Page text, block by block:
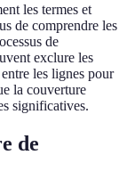
les termes et
de comprendre les
de
exclure les
les lignes pour
la couverture
significatives.
de